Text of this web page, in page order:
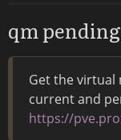
qm pending
Get the
current and
https://